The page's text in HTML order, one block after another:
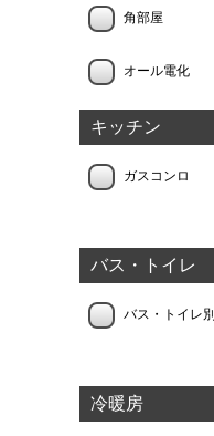
角部屋
オール電化
キッチン
ガスコンロ
バス・トイレ
バス・トイレ別
冷暖房